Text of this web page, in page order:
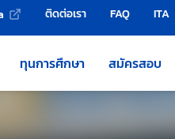
ติดต่อเรา FAQ ITA
ทุนการศึกษา สมัครสอบ